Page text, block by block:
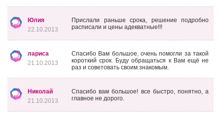
Юлия
22.10.2013
Прислали раньше срока, решение подробно
расписали и цены адекватные!!!
лариса
21.10.2013
Спасибо Вам большое, очень помогли за такой
короткий срок. Буду обращаться к Вам ещё не
раз и советовать своим знакомым.
Николай
21.10.2013
Спасибо вам большое! все быстро, понятно, а
главное не дорого.